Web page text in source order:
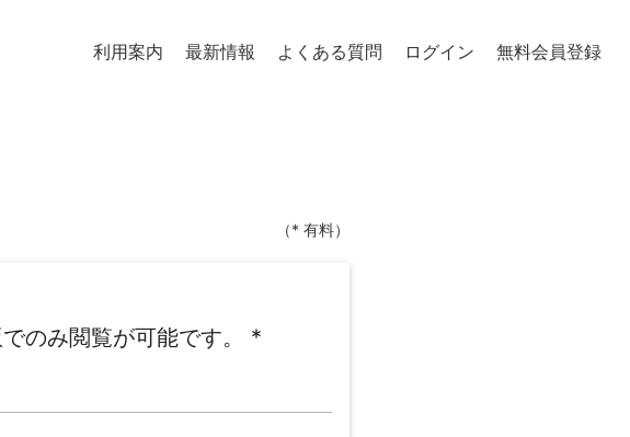
利用案内 最新情報 よくある質問 ログイン 無料会員登録
（* 有料）
のみ閲覧が可能です。 *